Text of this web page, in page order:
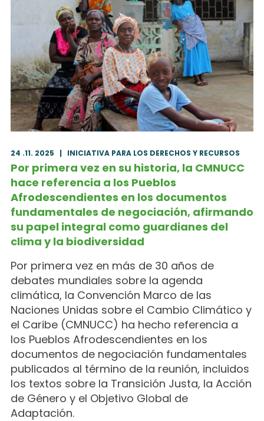
24 .11. 2025 | INICIATIVA PARA LOS DERECHOS Y RECURSOS
Por primera vez en su historia, la CMNUCC
hace referencia a los Pueblos
Afrodescendientes en los documentos
fundamentales de negociación, afirmando
su papel integral como guardianes del
clima y la biodiversidad
Por primera vez en más de 30 años de
debates mundiales sobre la agenda
climática, la Convención Marco de las
Naciones Unidas sobre el Cambio Climático y
el Caribe (CMNUCC) ha hecho referencia a
los Pueblos Afrodescendientes en los
documentos de negociación fundamentales
publicados al término de la reunión, incluidos
los textos sobre la Transición Justa, la Acción
de Género y el Objetivo Global de
Adaptación.